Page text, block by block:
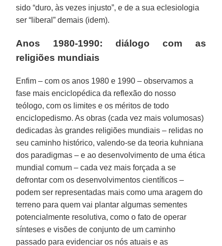
sido “duro, às vezes injusto”, e de a sua eclesiologia
ser “liberal” demais (idem).
Anos 1980-1990: diálogo com as
religiões mundiais
Enfim – com os anos 1980 e 1990 – observamos a
fase mais enciclopédica da reflexão do nosso
teólogo, com os limites e os méritos de todo
enciclopedismo. As obras (cada vez mais volumosas)
dedicadas às grandes religiões mundiais – relidas no
seu caminho histórico, valendo-se da teoria kuhniana
dos paradigmas – e ao desenvolvimento de uma ética
mundial comum – cada vez mais forçada a se
defrontar com os desenvolvimentos científicos –
podem ser representadas mais como uma aragem do
terreno para quem vai plantar algumas sementes
potencialmente resolutiva, como o fato de operar
sínteses e visões de conjunto de um caminho
passado para evidenciar os nós atuais e as